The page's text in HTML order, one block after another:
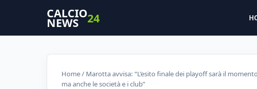
CALCIO
NEWS 24
Home/ Marotta avvisa: “L’esito finale dei playoff sarà il
ma anche le società e i club”